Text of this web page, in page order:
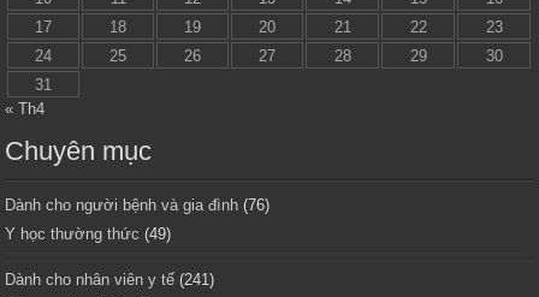
17
18 19 20 21 22
23
24
25 26 27 28 29
30
31
« Th4
Chuyên mục
Dành cho người bệnh và gia đình (76)
Y học thường thức (49)
Dành cho nhân viên y tế (241)